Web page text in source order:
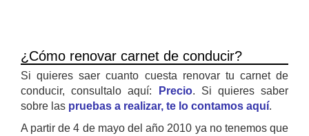
¿Cómo renovar carnet de conducir?
Si quieres saer cuanto cuesta renovar tu carnet de
conducir, consultalo aquí:
Precio. Si quieres saber
sobre las pruebas a realizar, te lo contamos aquí.
A partir de 4 de mayo del año 2010 ya no tenemos que